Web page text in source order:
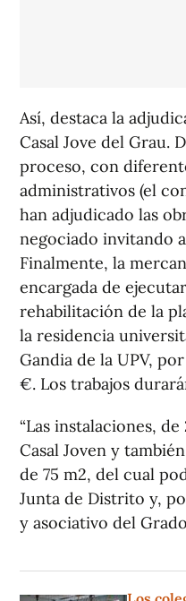
Así, destaca la
Casal Jove del Grau.
proceso, con
administrativos (el
han adjudicado las
negociado invitando
Finalmente, la
encargada de
rehabilitación de la
la residencia
Gandia de la UPV,
€. Los trabajos
“Las instalaciones, de
Casal Joven y
de 75 m2, del cual
Junta de Distrito y,
y asociativo del